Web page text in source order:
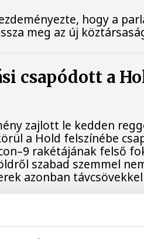
hogy a
meg az új
csapódott a
zajlott le kedden
a Hold felszínébe
rakétájának felső
szabad szemmel
azonban
–